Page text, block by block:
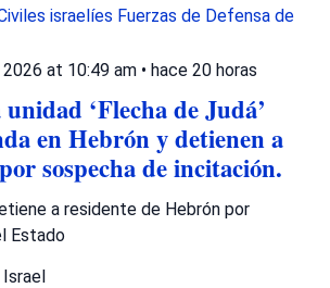
israelíes Fuerzas de Defensa de
at 10:49 am • hace 20 horas
‘Flecha de Judá’
en Hebrón y detienen a
sospecha de incitación.
a residente de Hebrón por
Estado